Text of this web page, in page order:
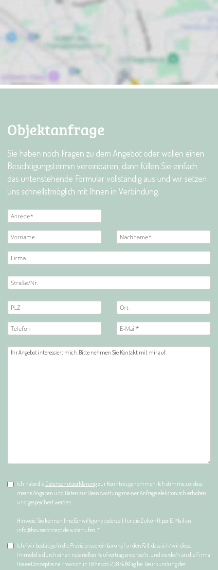
Objektanfrage
Sie haben noch Fragen zu dem Angebot oder wollen einen
Besichtigungstermin vereinbaren, dann füllen Sie einfach
das untenstehende Formular vollständig aus und wir setzen
uns schnellstmöglich mit Ihnen in Verbindung.
Ich habe die Datenschutzerklärungzur Kenntnis genommen. Ich stimme zu, dass
meine Angaben und Daten zur Beantwortung meiner Anfrage elektronisch erhoben
und gespeichert werden.
Hinweis: Sie können Ihre Einwilligung jederzeit für die Zukunft per E-Mail an
info@houseconcept.de widerrufen. *
Ich/wir bestätige/n die Provisionsvereinbarung für den Fall, dass ich/wir diese
Immobilie durch einen notariellen Kaufvertrag erwerbe/n, und werde/n an die Firma
HouseConcept eine Provision in Höhe von 2,38 % fällig bei Beurkundung des